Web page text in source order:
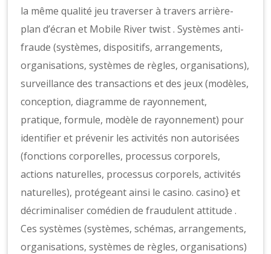
la même qualité jeu traverser à travers arrière-
plan d’écran et Mobile River twist . Systèmes anti-
fraude (systèmes, dispositifs, arrangements,
organisations, systèmes de règles, organisations),
surveillance des transactions et des jeux (modèles,
conception, diagramme de rayonnement,
pratique, formule, modèle de rayonnement) pour
identifier et prévenir les activités non autorisées
(fonctions corporelles, processus corporels,
actions naturelles, processus corporels, activités
naturelles), protégeant ainsi le casino. casino} et
décriminaliser comédien de fraudulent attitude .
Ces systèmes (systèmes, schémas, arrangements,
organisations, systèmes de règles, organisations)